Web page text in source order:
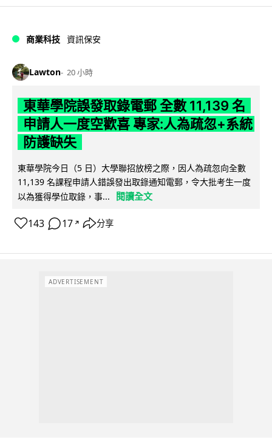
商業科技 資訊保安
Lawton 20 小時
東華學院誤發取錄電郵 全數 11,139 名
申請人一度空歡喜 專家:人為疏忽+系統
防護缺失
東華學院今日（5 日）大學聯招放榜之際，因人為疏忽向全數
11,139 名課程申請人錯誤發出取錄通知電郵，令大批考生一度
以為獲得學位取錄，事...
閱讀全文
143 17 ↗ 分享
ADVERTISEMENT